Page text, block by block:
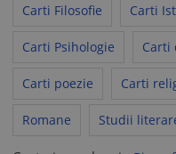
Carti Filosofie Carti
Carti Psihologie Carti
Carti poezie Carti
Romane Studii